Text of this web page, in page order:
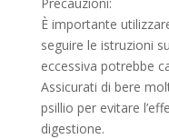
È importante
seguire le istruzioni
eccessiva potrebbe
Assicurati di bere
psillio per evitare
digestione.